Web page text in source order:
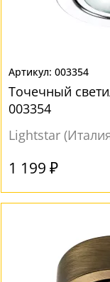
003354
Точечный
003354
Lightstar
1 199 ₽